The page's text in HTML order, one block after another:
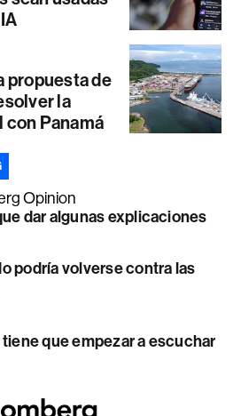
propuesta de
la
Panamá
Opinion
dar algunas explicaciones
podría volverse contra las
que empezar a escuchar